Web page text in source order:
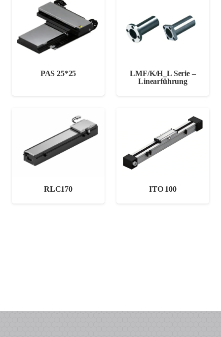
PAS 25*25
LMF/K/H_L Serie –
Linearführung
RLC170 ITO 100